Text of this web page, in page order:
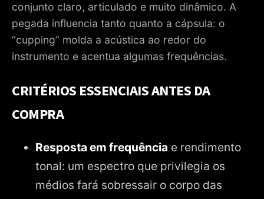
conjunto claro, articulado e muito dinâmico. A
pegada influencia tanto quanto a cápsula: o
“cupping” molda a acústica ao redor do
instrumento e acentua algumas frequências.
CRITÉRIOS ESSENCIAIS ANTES DA
COMPRA
Resposta em frequência e rendimento
tonal: um espectro que privilegia os
médios fará sobressair o corpo das